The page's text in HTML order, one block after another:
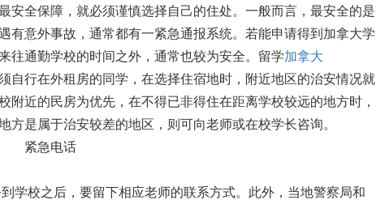
全保障，就必须谨慎选择自己的住处。一般而言，最安全的是
有意外事故，通常都有一紧急通报系统。若能申请得到加拿大学
往通勤学校的时间之外，通常也较为安全。留学加拿大
行在外租房的同学，在选择住宿地时，附近地区的治安情况就
近的民房为优先，在不得已非得住在距离学校较远的地方时，
是属于治安较差的地区，则可向老师或在校学长咨询。
紧急电话
学校之后，要留下相应老师的联系方式。此外，当地警察局和